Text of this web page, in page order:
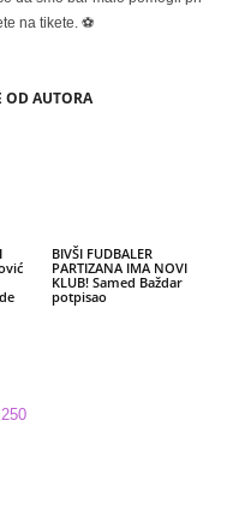
na tikete. ⚽
OD AUTORA
BIVŠI FUDBALER
PARTIZANA IMA NOVI
KLUB! Samed Baždar
potpisao